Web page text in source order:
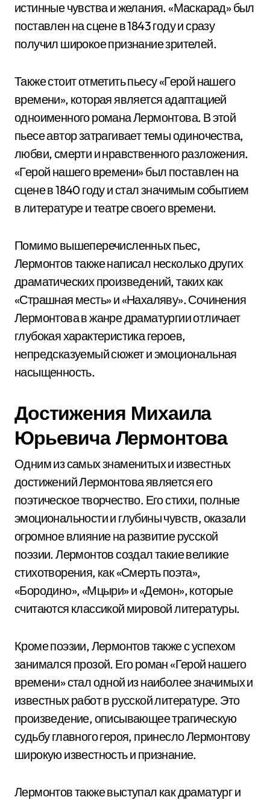
истинные чувства и желания. «Маскарад» был
поставлен на сцене в 1843 году и сразу
получил широкое признание зрителей.
Также стоит отметить пьесу «Герой нашего
времени», которая является адаптацией
одноименного романа Лермонтова. В этой
пьесе автор затрагивает темы одиночества,
любви, смерти и нравственного разложения.
«Герой нашего времени» был поставлен на
сцене в 1840 году и стал значимым событием
в литературе и театре своего времени.
Помимо вышеперечисленных пьес,
Лермонтов также написал несколько других
драматических произведений, таких как
«Страшная месть» и «Нахаляву». Сочинения
Лермонтова в жанре драматургии отличает
глубокая характеристика героев,
непредсказуемый сюжет и эмоциональная
насыщенность.
Достижения Михаила
Юрьевича Лермонтова
Одним из самых знаменитых и известных
достижений Лермонтова является его
поэтическое творчество. Его стихи, полные
эмоциональности и глубины чувств, оказали
огромное влияние на развитие русской
поэзии. Лермонтов создал такие великие
стихотворения, как «Смерть поэта»,
«Бородино», «Мцыри» и «Демон», которые
считаются классикой мировой литературы.
Кроме поэзии, Лермонтов также с успехом
занимался прозой. Его роман «Герой нашего
времени» стал одной из наиболее значимых и
известных работ в русской литературе. Это
произведение, описывающее трагическую
судьбу главного героя, принесло Лермонтову
широкую известность и признание.
Лермонтов также выступал как драматург и